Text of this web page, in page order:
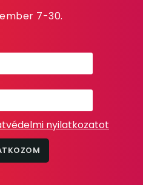
7-30.
nyilatkozatot